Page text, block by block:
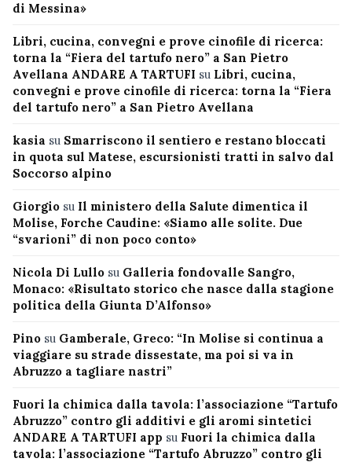
di Messina»
Libri, cucina, convegni e prove cinofile di ricerca:
torna la “Fiera del tartufo nero” a San Pietro
Avellana ANDARE A TARTUFI su Libri, cucina,
convegni e prove cinofile di ricerca: torna la “Fiera
del tartufo nero” a San Pietro Avellana
kasia su Smarriscono il sentiero e restano bloccati
in quota sul Matese, escursionisti tratti in salvo dal
Soccorso alpino
Giorgio su Il ministero della Salute dimentica il
Molise, Forche Caudine: «Siamo alle solite. Due
“svarioni” di non poco conto»
Nicola Di Lullo su Galleria fondovalle Sangro,
Monaco: «Risultato storico che nasce dalla stagione
politica della Giunta D’Alfonso»
Pino su Gamberale, Greco: “In Molise si continua a
viaggiare su strade dissestate, ma poi si va in
Abruzzo a tagliare nastri”
Fuori la chimica dalla tavola: l’associazione “Tartufo
Abruzzo” contro gli additivi e gli aromi sintetici
ANDARE A TARTUFI app su Fuori la chimica dalla
tavola: l’associazione “Tartufo Abruzzo” contro gli